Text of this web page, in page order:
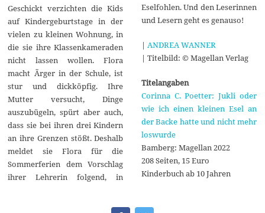
Geschickt verzichten die Kids
auf Kindergeburtstage in der
vielen zu kleinen Wohnung, in
die sie ihre Klassenkameraden
nicht lassen wollen. Flora
macht Ärger in der Schule, ist
stur und dickköpfig. Ihre
Mutter versucht, Dinge
auszubügeln, spürt aber auch,
dass sie bei ihren drei Kindern
an ihre Grenzen stößt. Deshalb
meldet sie Flora für die
Sommerferien dem Vorschlag
ihrer Lehrerin folgend, in
Eselfohlen. Und den Leserinnen
und Lesern geht es genauso!
| ANDREA WANNER
| Titelbild: © Magellan Verlag
Titelangaben
Corinna C. Poetter: Jukli oder
wie ich einen kleinen Esel an
der Backe hatte und nicht mehr
loswurde
Bamberg: Magellan 2022
208 Seiten, 15 Euro
Kinderbuch ab 10 Jahren